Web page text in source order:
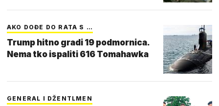
AKO DOĐE DO RATA S …
Trump hitno gradi 19 podmornica.
Nema tko ispaliti 616 Tomahawka
GENERAL I DŽENTLMEN